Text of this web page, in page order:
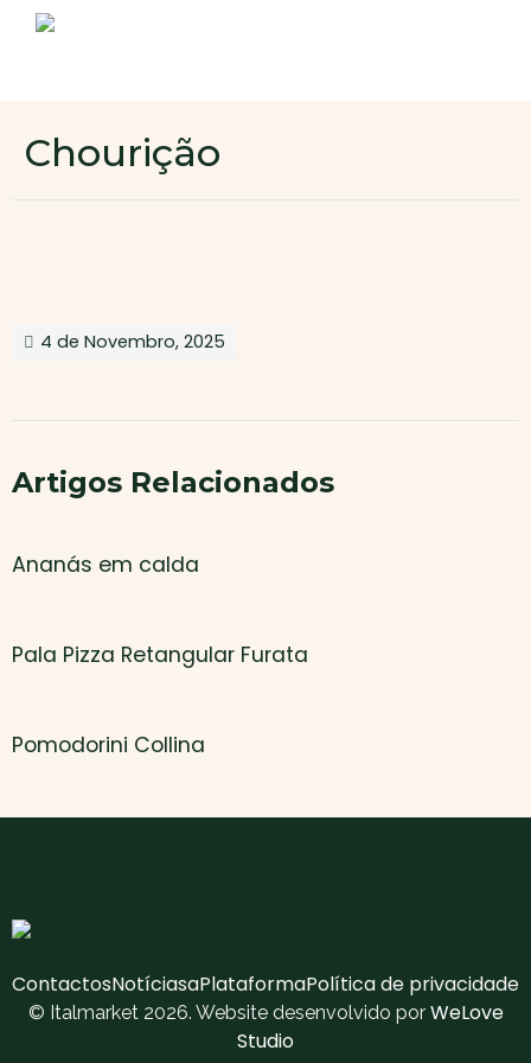
Área de cliente
Chourição
4 de Novembro, 2025
Artigos Relacionados
Ananás em calda
Pala Pizza Retangular Furata
Pomodorini Collina
ContactosNotíciasaPlataformaPolítica de privacidade
© Italmarket 2026. Website desenvolvido por WeLove
Studio